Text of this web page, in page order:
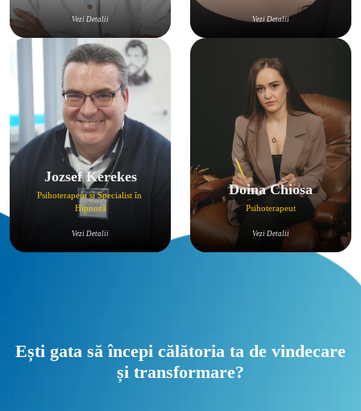
Vezi Detalii Vezi Detalii
Jozsef Kerekes
Psihoterapeut și Specialist în
Hipnoză
Vezi Detalii
Doina Chiosa
Psihoterapeut
Vezi Detalii
Ești gata să începi călătoria ta de vindecare
și transformare?